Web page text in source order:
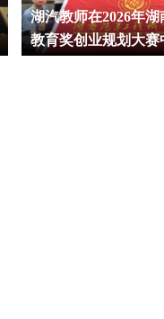
湖汽教师在2026年
教育奖创业规划大赛